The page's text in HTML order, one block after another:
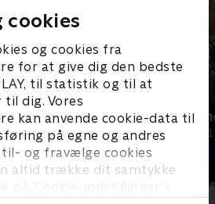
cookies
og cookies fra
for at give dig den bedste
til statistik og til at
dig. Vores
kan anvende cookie-data til
på egne og andres
og fravælge cookies
altid trække dit samtykke
på ’Cookie-indstillinger’ i
helvede?
Dokumentar •